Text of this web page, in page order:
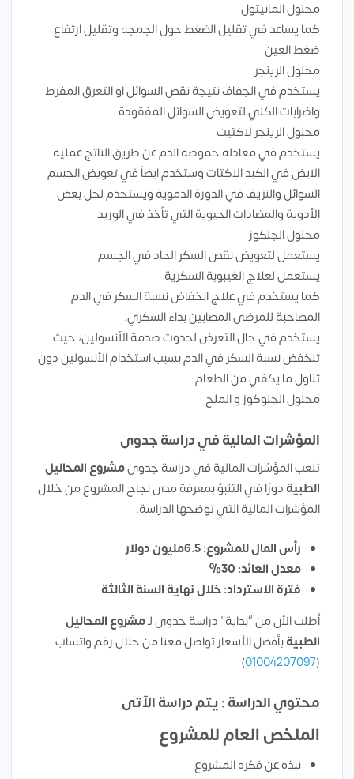
محلول المانيتول
كما يساعد في تقليل الضغط حول الجمجه وتقليل ارتفاع
ضغط العين
محلول الرينجر
يستخدم في الجفاف نتيجة نقص السوائل او التعرق المفرط
واضرابات الكلي لتعويض السوائل المفقودة
محلول الرينجر لاكتيت
يستخدم في معادله حموضه الدم عن طريق الناتج عمليه
الايض في الكبد الاكتات وستخدم ايضاً في تعويض الجسم
السوائل والنزيف في الدورة الدموية ويستخدم لحل بعض
الأدوية والمضادات الحيوية التي تأخذ في الوريد
محلول الجلكوز
يستعمل لتعويض نقص السكر الحاد في الجسم
يستعمل لعلاج الغيبوبة السكرية
كما يستخدم في علاج انخفاض نسبة السكر في الدم
المصاحبة للمرضى المصابين بداء السكري.
يستخدم في حال التعرض لحدوث صدمة الأنسولين، حيث
تنخفض نسبة السكر في الدم بسبب استخدام الأنسولين دون
تناول ما يكفي من الطعام.
محلول الجلوكوز و الملح
المؤشرات المالية في دراسة جدوى
تلعب المؤشرات المالية في دراسة جدوىمشروعالمحاليل
الطبية دورًا في التنبؤ بمعرفة مدى نجاح المشروع من خلال
المؤشرات المالية التي توضحها الدراسة.
رأس المال للمشروع: 6.5مليون دولار
معدل العائد: 30%
فترة الاسترداد: خلال نهاية السنة الثالثة
أطلب الأن من “بداية” دراسة جدوى لـمشروع المحاليل
الطبيةبأفضل الأسعار تواصل معنا من خلال رقم واتساب
(
01004207097
)
محتوي الدراسة : يتم دراسة الآتى
الملخص العام للمشروع
نبذه عن فكره المشروع